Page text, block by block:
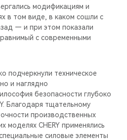
модификациям и
в том виде, в каком сошли с
— и при этом показали
с современными
подчеркнули техническое
и наглядно
безопасности глубоко
Благодаря тщательному
производственных
моделях CHERY применялись
силовые элементы